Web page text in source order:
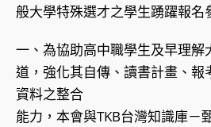
般大學特殊選才之學生踴躍報名
一、為協助高中職學生及早理解
道，強化其自傳、讀書計畫、報
資料之整合
能力，本會與TKB台灣知識庫－